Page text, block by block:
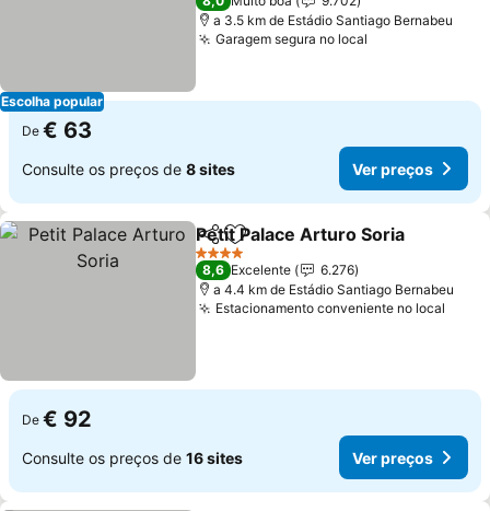
Escolha popular
a 3.5 km de Estádio Santiago Bernabeu
Garagem segura no local
De € 63
Consulte os preços de 8 sites Ver preços
PartilharAdicionar aos favoritos
Petit Palace Arturo Soria
4 Estrelas
8,6 Excelente
6.276
a 4.4 km de Estádio Santiago Bernabeu
Estacionamento conveniente no local
De € 92
Consulte os preços de 16 sites Ver preços